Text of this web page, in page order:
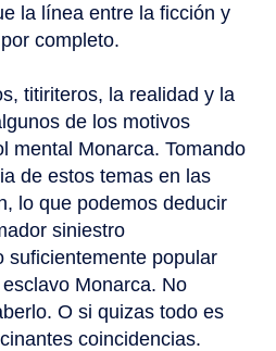
la línea entre la ficción y
completo.
titiriteros, la realidad y la
de los motivos
mental Monarca. Tomando
de estos temas en las
lo que podemos deducir
siniestro
suficientemente popular
Monarca. No
O si quizas todo es
coincidencias.